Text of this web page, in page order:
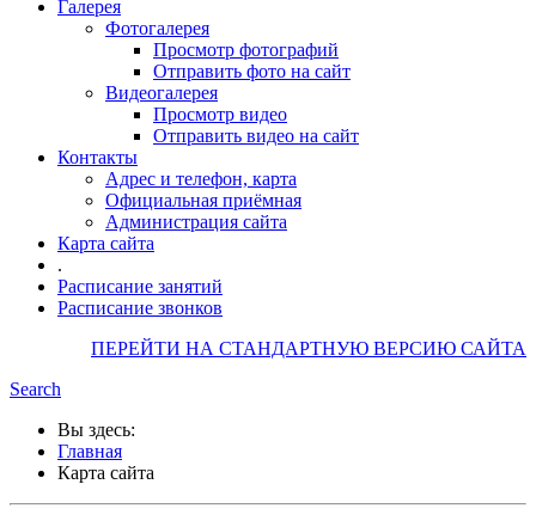
Галерея
Фотогалерея
Просмотр фотографий
Отправить фото на сайт
Видеогалерея
Просмотр видео
Отправить видео на сайт
Контакты
Адрес и телефон, карта
Официальная приёмная
Администрация сайта
Карта сайта
.
Расписание занятий
Расписание звонков
ПЕРЕЙТИ НА СТАНДАРТНУЮ ВЕРСИЮ САЙТА
Search
Вы здесь:
Главная
Карта сайта